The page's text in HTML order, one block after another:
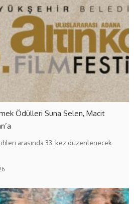
Ödülleri Suna Selen, Macit
arasında 33. kez düzenlenecek